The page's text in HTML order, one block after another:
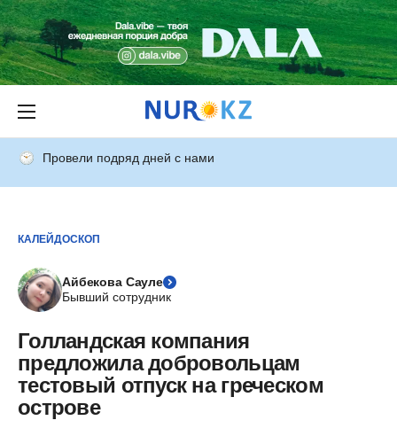
Провели подряд дней с нами
КАЛЕЙДОСКОП
Айбекова Сауле
Бывший сотрудник
Голландская компания
предложила добровольцам
тестовый отпуск на греческом
острове